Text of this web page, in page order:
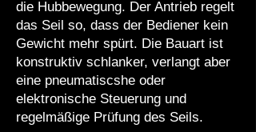
die Hubbewegung. Der Antrieb regelt
das Seil so, dass der Bediener kein
Gewicht mehr spürt. Die Bauart ist
konstruktiv schlanker, verlangt aber
eine pneumatiscshe oder
elektronische Steuerung und
regelmäßige Prüfung des Seils.